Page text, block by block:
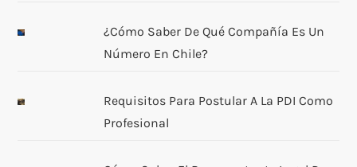
¿Cómo Saber De Qué Compañía Es Un
Número En Chile?
Requisitos Para Postular A La PDI Como
Profesional